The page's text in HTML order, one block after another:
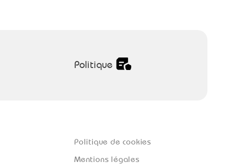
Politique
Mentions légales
Politique de cookies